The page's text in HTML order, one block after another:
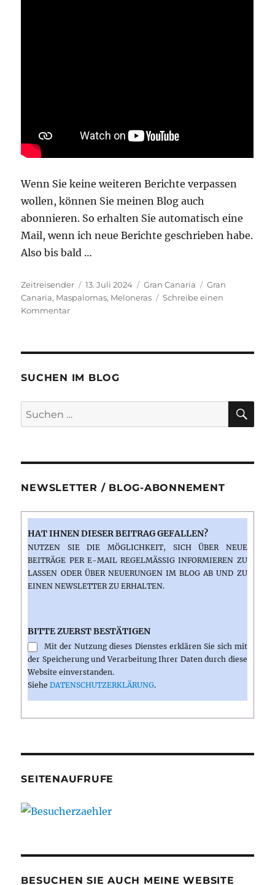
Wenn Sie keine weiteren Berichte verpassen
wollen, können Sie meinen Blog auch
abonnieren. So erhalten Sie automatisch eine
Mail, wenn ich neue Berichte geschrieben habe.
Also bis bald …
Autor
Zeitreisender
Veröffentlicht
am
13. Juli 2024 Kategorien
Gran Canaria Schlagwörter
Gran
Canaria, Maspalomas, Meloneras
Schreibe einen
Kommentarzu
Blog
und
Gedanken
SUCHEN IM BLOG
Suchen
nach:
NEWSLETTER / BLOG-ABONNEMENT
HAT IHNEN DIESER BEITRAG GEFALLEN?
NUTZEN SIE DIE MÖGLICHKEIT, SICH ÜBER NEUE
BEITRÄGE PER E-MAIL REGELMÄSSIG INFORMIEREN ZU L
ASSEN ODER ÜBER NEUERUNGEN IM BLOG AB UND ZU E
INEN NEWSLETTER ZU ERHALTEN.
BITTE ZUERST BESTÄTIGEN
Mit der Nutzung dieses Dienstes erklären Sie sich mit
der Speicherung und Verarbeitung Ihrer Daten durch diese
Website einverstanden.
SieheDATENSCHUTZERKLÄRUNG.
SEITENAUFRUFE
BESUCHEN SIE AUCH MEINE WEBSITE